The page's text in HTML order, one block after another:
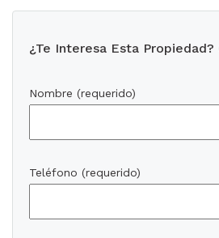
¿Te Interesa Esta
Nombre (requerido)
Teléfono (requerido)